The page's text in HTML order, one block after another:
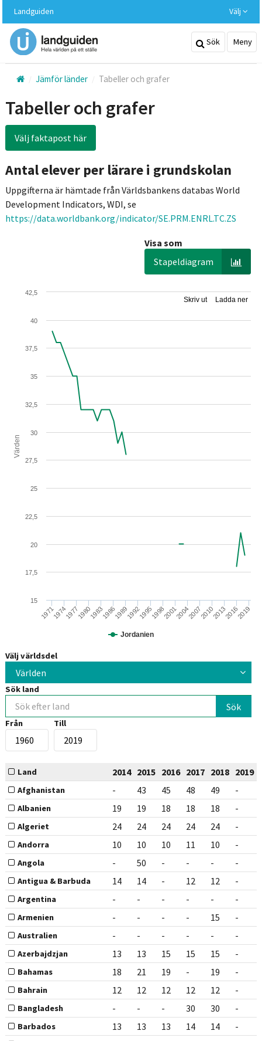
huvudinnehållet
Landguiden Välj
Sök Meny
Jämför länder Tabeller och grafer
Tabeller och grafer
Välj faktapost här
Antal elever per lärare i grundskolan
Uppgifterna är hämtade från Världsbankens databas World
Development Indicators, WDI, se
https://data.worldbank.org/indicator/SE.PRM.ENRL.TC.ZS
Visa som
Stapeldiagram
Ladda ner
Skriv ut
Värden
Jordanien
19711974197719801983198619891992199519982001200420072010201320162019
15
17,5
20
22,5
25
27,5
30
32,5
35
37,5
40
42,5
Välj världsdel
Världen
Sök land
Från Till
Land 2014 2015 2016 2017 2018 2019
Afghanistan - 43 45 48 49 -
Albanien 19 19 18 18 18 -
Algeriet 24 24 24 24 24 -
Andorra 10 10 10 11 10 -
Angola - 50 - - - -
Antigua & Barbuda 14 14 - 12 12 -
Argentina - - - - - -
Armenien - - - - 15 -
Australien - - - - - -
Azerbajdzjan 13 13 15 15 15 -
Bahamas 18 21 19 - 19 -
Bahrain 12 12 12 12 12 -
Bangladesh - - - 30 30 -
Barbados 13 13 13 14 14 -